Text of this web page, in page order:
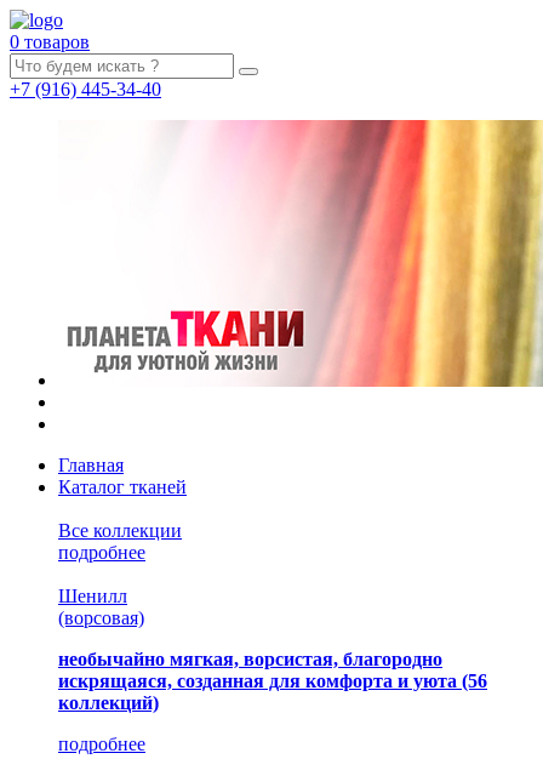
0 товаров
+7 (916) 445-34-40
Главная
Каталог тканей
Все коллекции
подробнее
Шенилл
(ворсовая)
необычайно мягкая, ворсистая, благородно
искрящаяся, созданная для комфорта и уюта (56
коллекций)
подробнее